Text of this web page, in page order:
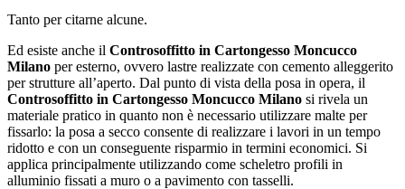
Tanto per citarne alcune.
Ed esiste anche il Controsoffitto in Cartongesso Moncucco
Milano per esterno, ovvero lastre realizzate con cemento alleggerito
per strutture all’aperto. Dal punto di vista della posa in opera, il
Controsoffitto in Cartongesso Moncucco Milano si rivela un
materiale pratico in quanto non è necessario utilizzare malte per
fissarlo: la posa a secco consente di realizzare i lavori in un tempo
ridotto e con un conseguente risparmio in termini economici. Si
applica principalmente utilizzando come scheletro profili in
alluminio fissati a muro o a pavimento con tasselli.